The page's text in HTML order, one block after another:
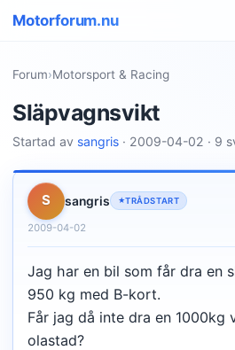
Motorforum.nu
Forum›Motorsport & Racing
Släpvagnsvikt
Startad av sangris · 2009-04-02 · 9
S sangris TRÅDSTART
2009-04-02
Jag har en bil som får dra en
950 kg med B-kort.
Får jag då inte dra en 1000kg
olastad?